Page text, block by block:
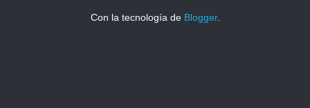
Con la tecnología de Blogger.